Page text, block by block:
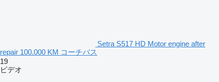
Setra S517 HD Motor engine after
repair 100.000 KM コーチバス
19
ビデオ